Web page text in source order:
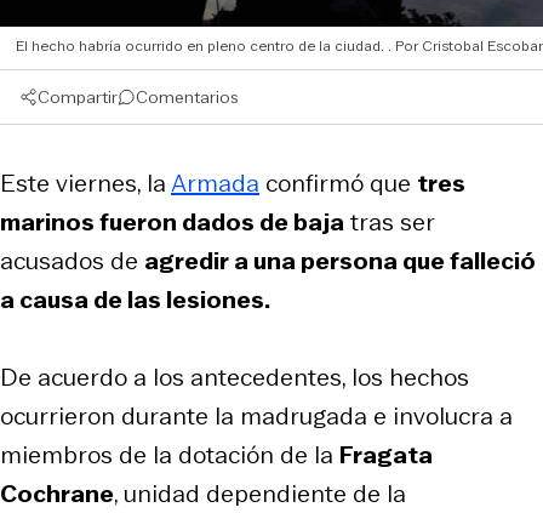
El hecho habría ocurrido en pleno centro de la ciudad. Cristobal Escobar
Compartir Comentarios
Este viernes, laArmada confirmó que tres
marinos fueron dados de bajatras ser
acusados de agredir a una persona que falleció
a causa de las lesiones.
De acuerdo a los antecedentes, los hechos
ocurrieron durante la madrugada e involucra a
miembros de la dotación de la Fragata
Cochrane, unidad dependiente de la